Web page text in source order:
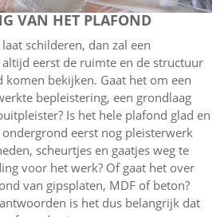
VAN HET PLAFOND
schilderen, dan zal een
eerst de ruimte en de structuur
komen bekijken. Gaat het om een
bepleistering, een grondlaag
Is het hele plafond glad en
eerst nog pleisterwerk
scheurtjes en gaatjes weg te
voor het werk? Of gaat het over
van gipsplaten, MDF of beton?
is het dus belangrijk dat